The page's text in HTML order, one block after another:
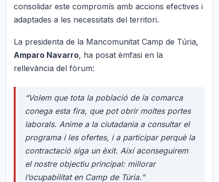
consolidar este compromís amb accions efectives i
adaptades a les necessitats del territori.
La presidenta de la Mancomunitat Camp de Túria,
Amparo Navarro, ha posat èmfasi en la
rellevància del fòrum:
“Volem que tota la població de la comarca
conega esta fira, que pot obrir moltes portes
laborals. Anime a la ciutadania a consultar el
programa i les ofertes, i a participar perquè la
contractació siga un èxit. Així aconseguirem
el nostre objectiu principal: millorar
l’ocupabilitat en Camp de Túria.”